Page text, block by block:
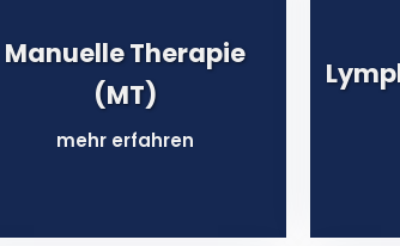
Manuelle Therapie
(MT)
mehr erfahren